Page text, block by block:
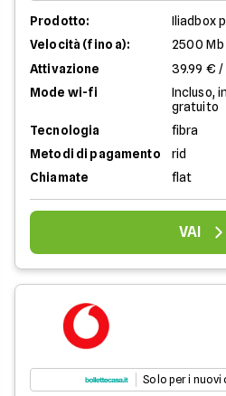
Prodotto:
Iliadbox
Velocità (fino a):
2500 Mb
Attivazione
39.99 € /
Mode wi-fi
Incluso,
gratuito
Tecnologia
fibra
Metodi di pagamento
rid
Chiamate
flat
VAI
Solo per i nuovi